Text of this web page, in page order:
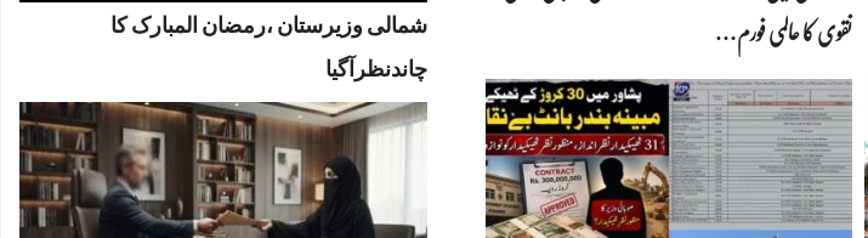
نقوی کا عالمی فورم…
شمالی وزیرستان ،رمضان المبارک کا
چاندنظرآگیا